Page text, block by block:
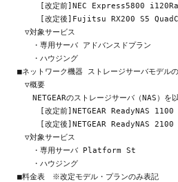
[改定前]NEC Express5800 i120Ra-
[改定後]Fujitsu RX200 S5
▽対象サービス
・専用サーバ アドバンスドプラン
・ハウジング
■ネットワーク機器 ストレージサーバモデル
▽概要
NETGEARのストレージサーバ（NAS）を以
[改定前]NETGEAR ReadyNAS 1100
[改定後]NETGEAR ReadyNAS 2100
▽対象サービス
・専用サーバ Platform St
・ハウジング
■料金表　※改定モデル・プランのみ表記